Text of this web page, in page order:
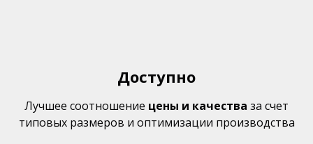
Доступно
Лучшее соотношение цены и качества за счет
типовых размеров и оптимизации производства